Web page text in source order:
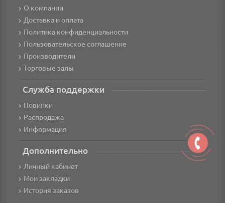
О компании
Доставка и оплата
Политика конфиденциальности
Пользовательское соглашение
Производители
Торговые залы
Служба поддержки
Новинки
Распродажа
Информация
Дополнительно
Личный кабинет
Мои закладки
История заказов